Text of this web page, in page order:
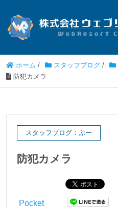
ホーム / スタッフブログ /
防犯カメラ
スタッフブログ：ぷー
防犯カメラ
Pocket